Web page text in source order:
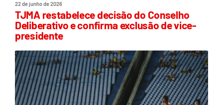
22 de junho de 2026
TJMA restabelece decisão do Conselho
Deliberativo e confirma exclusão de vice-
presidente